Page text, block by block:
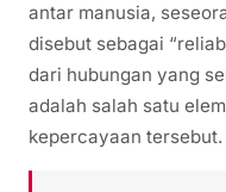
antar manusia,
disebut sebagai
dari hubungan yang
adalah salah satu
kepercayaan tersebut.